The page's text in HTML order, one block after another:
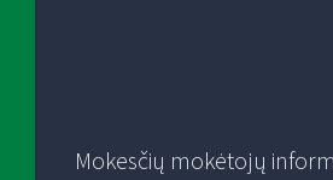
Mokesčių mokėtojų